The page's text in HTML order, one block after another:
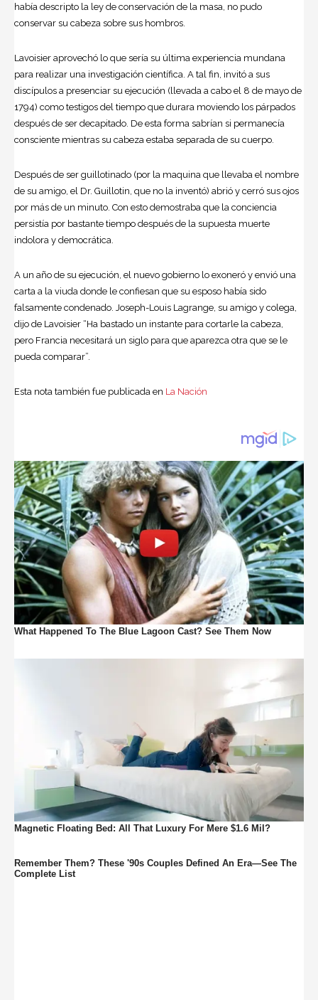
había descripto la ley de conservación de la masa, no pudo
conservar su cabeza sobre sus hombros.
Lavoisier aprovechó lo que sería su última experiencia mundana
para realizar una investigación científica. A tal fin, invitó a sus
discípulos a presenciar su ejecución (llevada a cabo el 8 de mayo de
1794) como testigos del tiempo que durara moviendo los párpados
después de ser decapitado. De esta forma sabrían si permanecía
consciente mientras su cabeza estaba separada de su cuerpo.
Después de ser guillotinado (por la maquina que llevaba el nombre
de su amigo, el Dr. Guillotin, que no la inventó) abrió y cerró sus ojos
por más de un minuto. Con esto demostraba que la conciencia
persistía por bastante tiempo después de la supuesta muerte
indolora y democrática.
A un año de su ejecución, el nuevo gobierno lo exoneró y envió una
carta a la viuda donde le confiesan que su esposo había sido
falsamente condenado. Joseph-Louis Lagrange, su amigo y colega,
dijo de Lavoisier “Ha bastado un instante para cortarle la cabeza,
pero Francia necesitará un siglo para que aparezca otra que se le
pueda comparar”.
Esta nota también fue publicada en La Nación